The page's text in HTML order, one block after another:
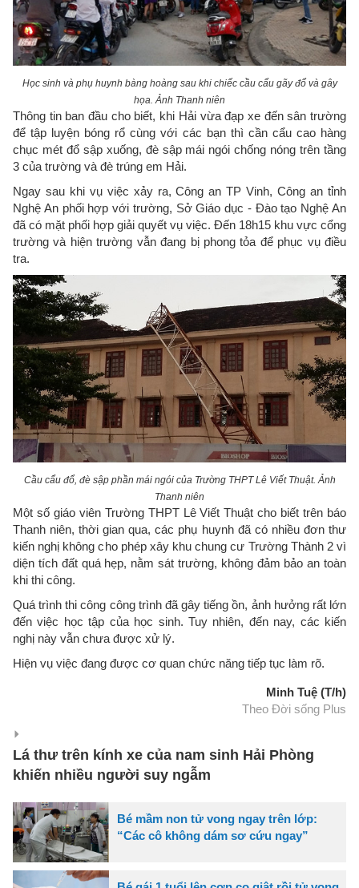
Học sinh và phụ huynh bàng hoàng sau khi chiếc cầu cẩu gãy đổ và gây
họa. Ảnh Thanh niên
Thông tin ban đầu cho biết, khi Hải vừa đạp xe đến sân trường
để tập luyện bóng rổ cùng với các bạn thì cần cẩu cao hàng
chục mét đổ sập xuống, đè sập mái ngói chống nóng trên tầng
3 của trường và đè trúng em Hải.
Ngay sau khi vụ việc xảy ra, Công an TP Vinh, Công an tỉnh
Nghệ An phối hợp với trường, Sở Giáo dục - Đào tạo Nghệ An
đã có mặt phối hợp giải quyết vụ việc. Đến 18h15 khu vực cổng
trường và hiện trường vẫn đang bị phong tỏa để phục vụ điều
tra.
Cầu cẩu đổ, đè sập phần mái ngói của Trường THPT Lê Viết Thuật. Ảnh
Thanh niên
Một số giáo viên Trường THPT Lê Viết Thuật cho biết trên báo
Thanh niên, thời gian qua, các phụ huynh đã có nhiều đơn thư
kiến nghị không cho phép xây khu chung cư Trường Thành 2 vì
diện tích đất quá hẹp, nằm sát trường, không đảm bảo an toàn
khi thi công.
Quá trình thi công công trình đã gây tiếng ồn, ảnh hưởng rất lớn
đến việc học tập của học sinh. Tuy nhiên, đến nay, các kiến
nghị này vẫn chưa được xử lý.
Hiện vụ việc đang được cơ quan chức năng tiếp tục làm rõ.
Minh Tuệ (T/h)
Theo Đời sống Plus
Lá thư trên kính xe của nam sinh Hải Phòng
khiến nhiều người suy ngẫm
Bé mầm non tử vong ngay trên lớp:
“Các cô không dám sơ cứu ngay”